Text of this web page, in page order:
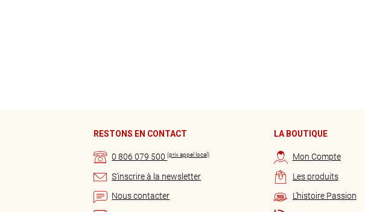
RESTONS EN CONTACT
0 806 079 500(prix appel local)
S’inscrire à la newsletter
Nous contacter
LA BOUTIQUE
Mon Compte
Les produits
L’histoire Passion